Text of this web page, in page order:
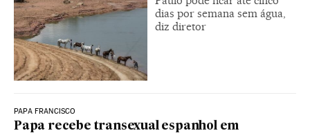
dias por semana sem água,
diz diretor
PAPA FRANCISCO
Papa recebe transexual espanhol em